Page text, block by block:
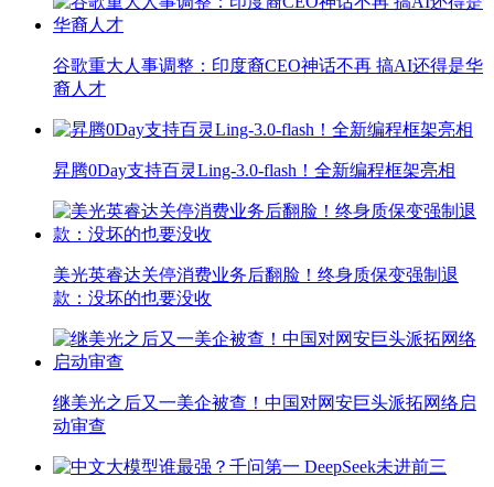
谷歌重大人事调整：印度裔CEO神话不再 搞AI还得是华
裔人才
昇腾0Day支持百灵Ling-3.0-flash！全新编程框架亮相
美光英睿达关停消费业务后翻脸！终身质保变强制退
款：没坏的也要没收
继美光之后又一美企被查！中国对网安巨头派拓网络启
动审查